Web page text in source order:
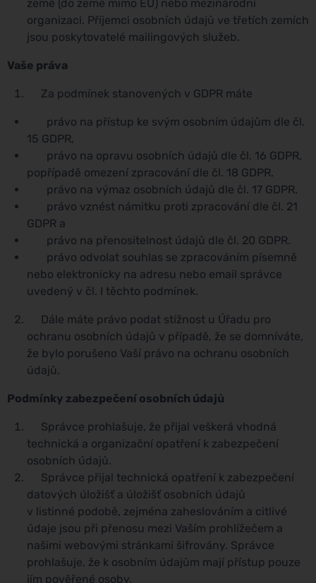
země (do země mimo EU) nebo mezinárodní
organizaci. Příjemci osobních údajů ve třetích zemích
jsou poskytovatelé mailingových služeb.
Vaše práva
Za podmínek stanovených v GDPR máte
právo na přístup ke svým osobním údajům dle čl.
15 GDPR,
právo na opravu osobních údajů dle čl. 16 GDPR,
popřípadě omezení zpracování dle čl. 18 GDPR.
právo na výmaz osobních údajů dle čl. 17 GDPR.
právo vznést námitku proti zpracování dle čl. 21
GDPR a
právo na přenositelnost údajů dle čl. 20 GDPR.
právo odvolat souhlas se zpracováním písemně
nebo elektronicky na adresu nebo email správce
uvedený v čl. I těchto podmínek.
Dále máte právo podat stížnost u Úřadu pro
ochranu osobních údajů v případě, že se domníváte,
že bylo porušeno Vaší právo na ochranu osobních
údajů.
Podmínky zabezpečení osobních údajů
Správce prohlašuje, že přijal veškerá vhodná
technická a organizační opatření k zabezpečení
osobních údajů.
Správce přijal technická opatření k zabezpečení
datových úložišť a úložišť osobních údajů
v listinné podobě, zejména zaheslováním a citlivé
údaje jsou při přenosu mezi Vaším prohlížečem a
našimi webovými stránkami šifrovány. Správce
prohlašuje, že k osobním údajům mají přístup pouze
jím pověřené osoby.